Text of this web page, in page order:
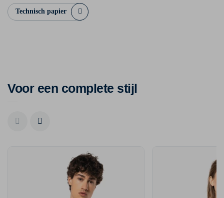
Technisch papier
Voor een complete stijl